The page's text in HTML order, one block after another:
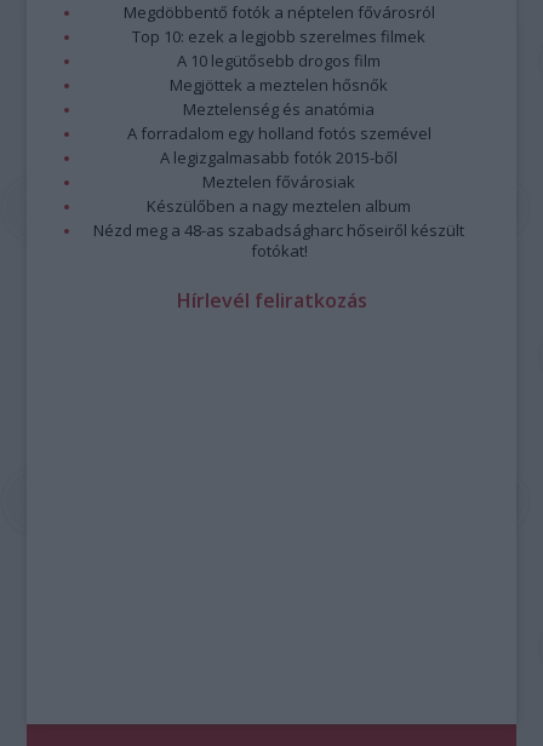
Megdöbbentő fotók a néptelen fővárosról
Top 10: ezek a legjobb szerelmes filmek
A 10 legütősebb drogos film
Megjöttek a meztelen hősnők
Meztelenség és anatómia
A forradalom egy holland fotós szemével
A legizgalmasabb fotók 2015-ből
Meztelen fővárosiak
Készülőben a nagy meztelen album
Nézd meg a 48-as szabadságharc hőseiről készült
fotókat!
Hírlevél feliratkozás